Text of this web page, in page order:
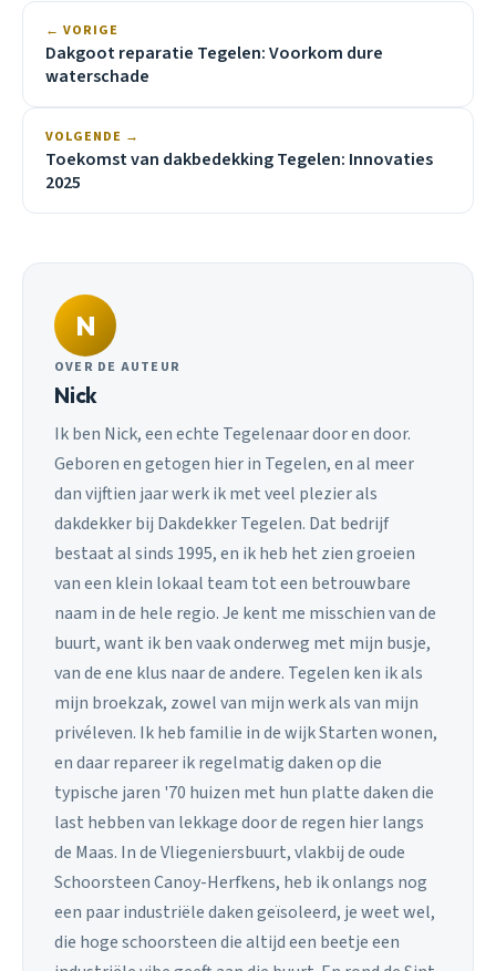
← VORIGE
Dakgoot reparatie Tegelen: Voorkom dure
waterschade
VOLGENDE →
Toekomst van dakbedekking Tegelen: Innovaties
2025
N
OVER DE AUTEUR
Nick
Ik ben Nick, een echte Tegelenaar door en door.
Geboren en getogen hier in Tegelen, en al meer
dan vijftien jaar werk ik met veel plezier als
dakdekker bij Dakdekker Tegelen. Dat bedrijf
bestaat al sinds 1995, en ik heb het zien groeien
van een klein lokaal team tot een betrouwbare
naam in de hele regio. Je kent me misschien van de
buurt, want ik ben vaak onderweg met mijn busje,
van de ene klus naar de andere. Tegelen ken ik als
mijn broekzak, zowel van mijn werk als van mijn
privéleven. Ik heb familie in de wijk Starten wonen,
en daar repareer ik regelmatig daken op die
typische jaren '70 huizen met hun platte daken die
last hebben van lekkage door de regen hier langs
de Maas. In de Vliegeniersbuurt, vlakbij de oude
Schoorsteen Canoy-Herfkens, heb ik onlangs nog
een paar industriële daken geïsoleerd, je weet wel,
die hoge schoorsteen die altijd een beetje een